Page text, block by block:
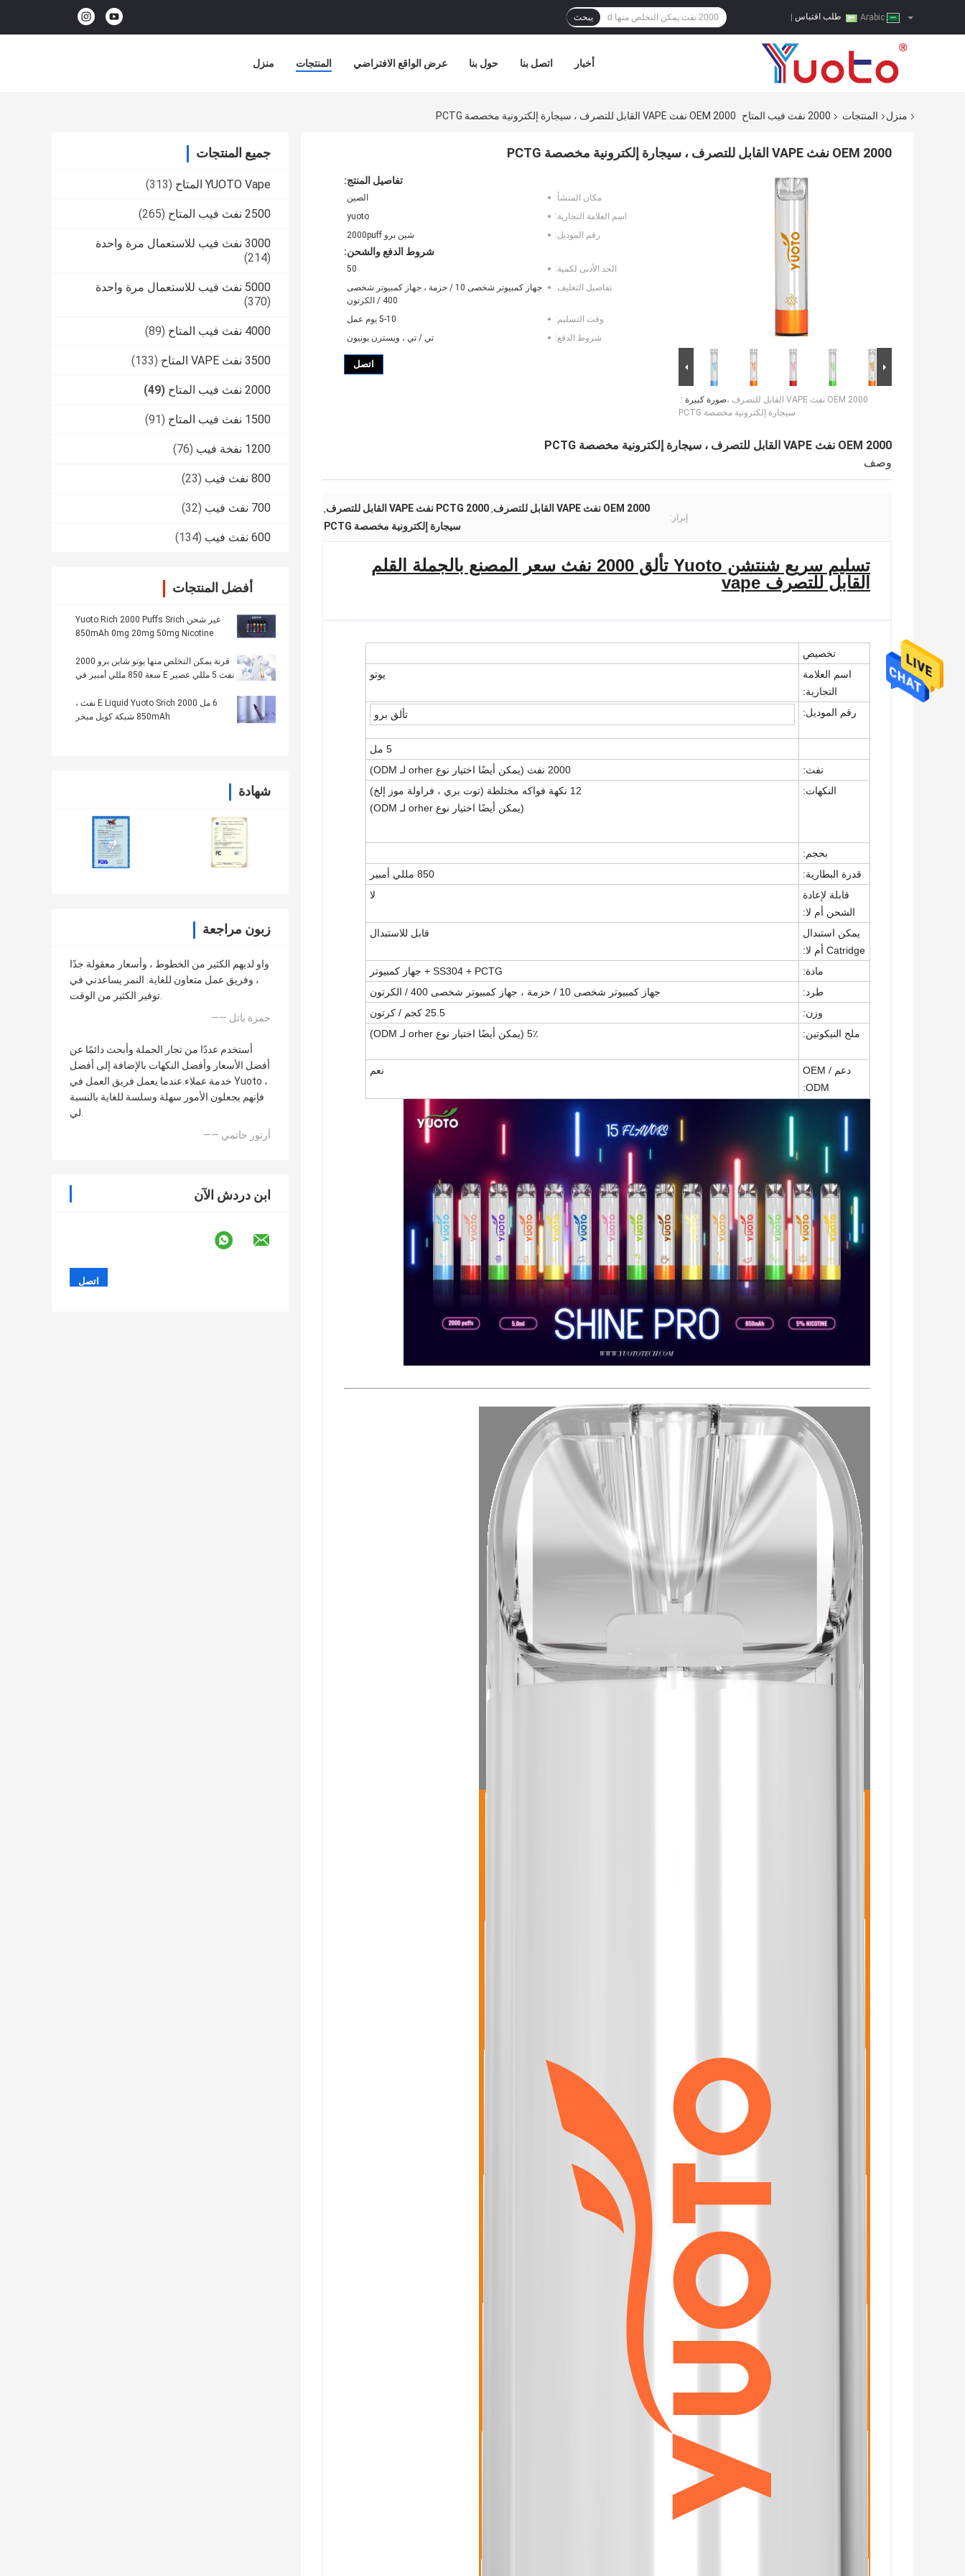
طلب اقتباس يبحث
منزل المنتجات عرض الواقع الافتراضي حول بنا اتصل بنا أخبار
منزل المنتجات 2000 نفث فيب المتاح OEM 2000 نفث VAPE القابل للتصرف ، سيجارة إلكترونية مخصصة PCTG
جميع المنتجات
YUOTO Vape المتاح (313)
2500 نفث فيب المتاح (265)
3000 نفث فيب للاستعمال مرة واحدة
(214)
5000 نفث فيب للاستعمال مرة واحدة
(370)
4000 نفث فيب المتاح (89)
3500 نفث VAPE المتاح (133)
2000 نفث فيب المتاح (49)
1500 نفث فيب المتاح (91)
1200 نفخة فيب (76)
800 نفث فيب (23)
700 نفث فيب (32)
600 نفث فيب (134)
أفضل المنتجات
غير شحن Yuoto Rich 2000 Puffs Srich
850mAh 0mg 20mg 50mg Nicotine
قرنة يمكن التخلص منها يوتو شاين برو 2000
نفث 5 مللي عصير E سعة 850 مللي أمبير في
6 مل E Liquid Yuoto Srich 2000 نفث ،
850mAh شبكة كويل مبخر
شهادة
زبون مراجعة
واو لديهم الكثير من الخطوط ، وأسعار معقولة جدًا
، وفريق عمل متعاون للغاية. النمر يساعدني في
توفير الكثير من الوقت.
—— حمزة باتل
أستخدم عددًا من تجار الجملة وأبحث دائمًا عن
أفضل الأسعار وأفضل النكهات بالإضافة إلى أفضل
خدمة عملاء.عندما يعمل فريق العمل في Yuoto ،
فإنهم يجعلون الأمور سهلة وسلسة للغاية بالنسبة
لي.
—— أرتور حاتمي
ابن دردش الآن
OEM 2000 نفث VAPE القابل للتصرف ، سيجارة إلكترونية مخصصة PCTG
صورة كبيرة :OEM 2000 نفث VAPE القابل للتصرف ،
سيجارة إلكترونية مخصصة PCTG
تفاصيل المنتج:
مكان المنشأ:
الصين
اسم العلامة التجارية:
yuoto
رقم الموديل:
شين برو 2000puff
شروط الدفع والشحن:
الحد الأدنى لكمية:
50
تفاصيل التغليف:
جهاز كمبيوتر شخصى 10 / حزمة ، جهاز كمبيوتر شخصى
400 / الكرتون
وقت التسليم:
5-10 يوم عمل
شروط الدفع:
تي / تي ، ويسترن يونيون
اتصل
OEM 2000 نفث VAPE القابل للتصرف ، سيجارة إلكترونية مخصصة PCTG
وصف
إبراز:
OEM 2000 نفث VAPE القابل للتصرف , PCTG 2000 نفث VAPE القابل للتصرف ,
سيجارة إلكترونية مخصصة PCTG
تسليم سريع شنتشن Yuoto تألق 2000 نفث سعر المصنع بالجملة القلم
القابل للتصرف vape
تخصيص
اسم العلامة
التجارية:
يوتو
رقم الموديل: تألق برو
5 مل
نفث:
2000 نفث (يمكن أيضًا اختيار نوع orher لـ ODM)
النكهات:
12 نكهة فواكه مختلطة (توت بري ، فراولة موز إلخ)
(يمكن أيضًا اختيار نوع orher لـ ODM)
بحجم:
قدرة البطارية:
850 مللي أمبير
قابلة لإعادة
الشحن أم لا:
لا
يمكن استبدال
Catridge أم لا:
قابل للاستبدال
مادة:
SS304 + PCTG + جهاز كمبيوتر
طرد:
جهاز كمبيوتر شخصى 10 / حزمة ، جهاز كمبيوتر شخصى 400 / الكرتون
وزن:
25.5 كجم / كرتون
ملح النيكوتين:
5٪ (يمكن أيضًا اختيار نوع orher لـ ODM)
دعم OEM /
ODM:
نعم